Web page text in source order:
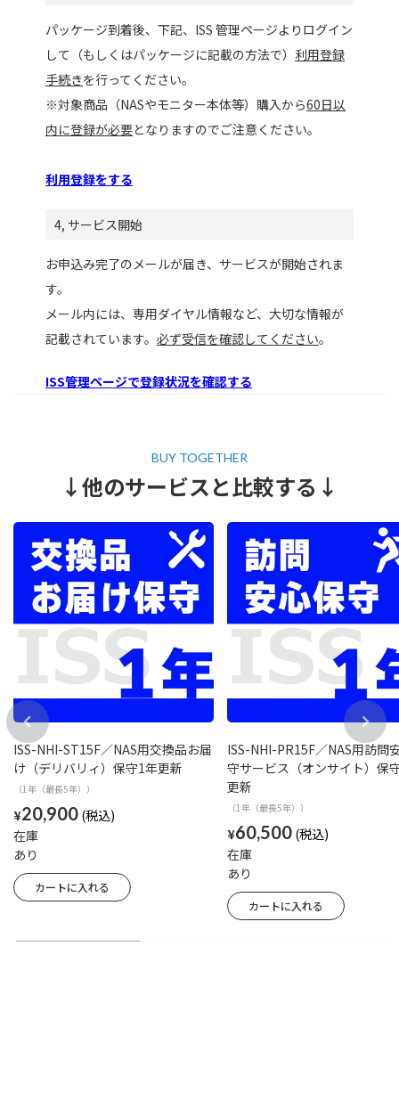
↓他のサービスと比較する↓
ISS-NHI-ST15F／NAS用交換品お届
け（デリバリィ）保守1年更新
（1年（最長5年））
¥20,900
在庫
あり
ISS-NHI-PR15F／NAS用訪問
守サービス（オンサイト）保
更新
（1年（最長5年））
¥60,500
在庫
あり
パッケージ到着後、下記、ISS 管理ページよりログイン
して（もしくはパッケージに記載の方法で） 利用登録
手続きを行ってください。
※対象商品（NASやモニター本体等）購入から60日以
内に登録が必要となりますのでご注意ください。
利用登録をする
4, サービス開始
お申込み完了のメールが届き、サービスが開始されま
す。
メール内には、専用ダイヤル情報など、大切な情報が
記載されています。 必ず受信を確認してください。
ISS管理ページで登録状況を確認する